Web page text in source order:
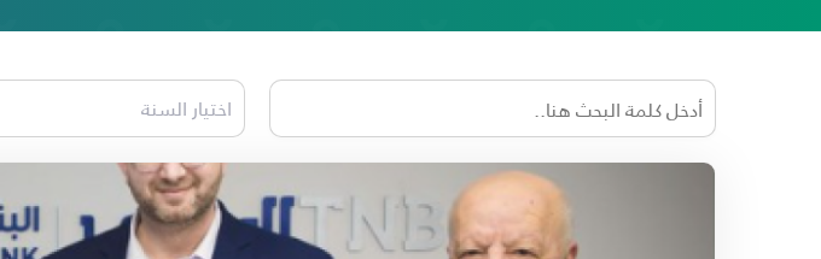
اختيار السنة
اختيار السنة
2026